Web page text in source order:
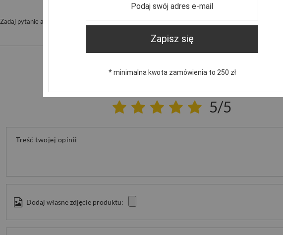
Potrzebujesz pomocy? Masz pytania?
Zadaj pytanie a my odpowiemy niezwłocznie, najciekawsze pytania i odpowiedzi
NAPISZ SWOJĄ OPINIĘ
Twoja ocena:
5/5
Treść twojej opinii
Dodaj własne zdjęcie produktu:
Zapisz się
* minimalna kwota zamówienia to 250 zł